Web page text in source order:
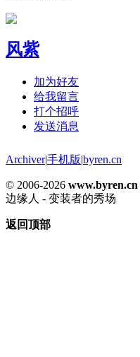
风紫
加为好友
给我留言
打个招呼
发送消息
Archiver|手机版|byren.cn
© 2006-2026 www.byren.cn
边缘人 - 变装者的秀场
返回顶部